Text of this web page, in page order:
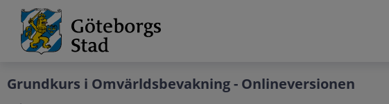
Grade
Portal
Grundkurs i Omvärldsbevakning - Onlineversionen